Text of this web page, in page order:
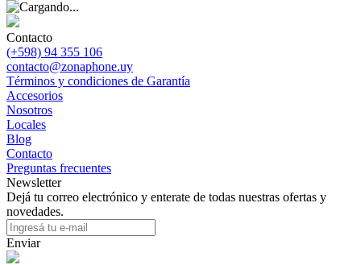
Contacto
(+598) 94 355 106
contacto@zonaphone.uy
Términos y condiciones de Garantía
Accesorios
Nosotros
Locales
Blog
Contacto
Preguntas frecuentes
Newsletter
Dejá tu correo electrónico y enterate de todas nuestras ofertas y
novedades.
Enviar